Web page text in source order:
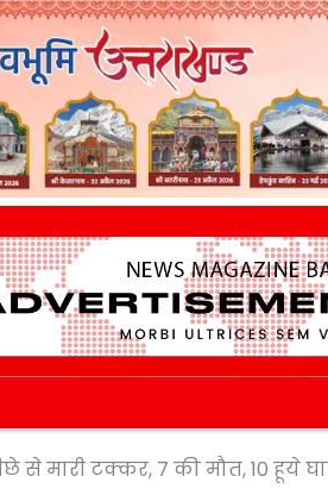
मारी टक्कर, 7 की मौत, 10 हूये